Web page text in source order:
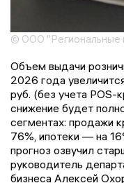
© ООО "Региональные
Объем выдачи
2026 года
руб. (без учета POS-
снижение будет
сегментах: продажи
76%, ипотеки — на
прогноз озвучил
руководитель
бизнеса Алексей